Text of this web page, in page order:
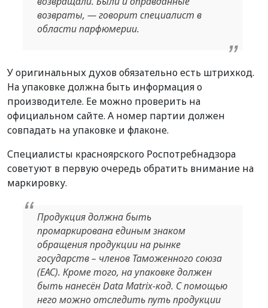
возвраты, — говорит специалист в
области парфюмерии.
У оригинальных духов обязательно есть штрихкод.
На упаковке должна быть информация о
производителе. Ее можно проверить на
официальном сайте. А номер партии должен
совпадать на упаковке и флаконе.
Специалисты красноярского Роспотребнадзора
советуют в первую очередь обратить внимание на
маркировку.
Продукция должна быть
промаркирована единым знаком
обращения продукции на рынке
государств – членов Таможенного союза
(ЕАС). Кроме того, на упаковке должен
быть нанесён Data Matrix-код. С помощью
него можно отследить путь продукции